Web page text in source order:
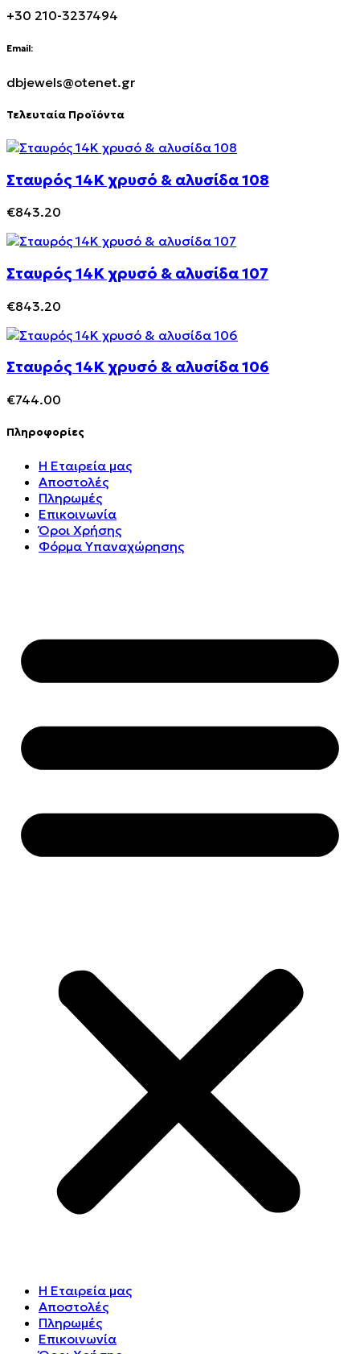
+30 210-3237494
Email:
dbjewels@otenet.gr
Τελευταία Προϊόντα
Σταυρός 14Κ χρυσό & αλυσίδα 108
€843.20
Σταυρός 14Κ χρυσό & αλυσίδα 107
€843.20
Σταυρός 14Κ χρυσό & αλυσίδα 106
€744.00
Πληροφορίες
Η Εταιρεία μας
Αποστολές
Πληρωμές
Επικοινωνία
Όροι Χρήσης
Φόρμα Υπαναχώρησης
Η Εταιρεία μας
Αποστολές
Πληρωμές
Επικοινωνία